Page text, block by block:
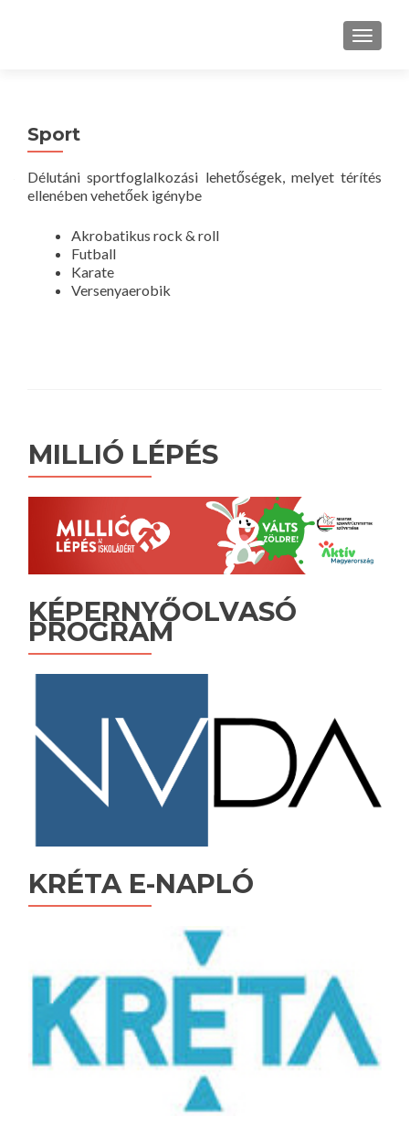
Sport
Délutáni sportfoglalkozási lehetőségek, melyet térítés
ellenében vehetőek igénybe
Akrobatikus rock & roll
Futball
Karate
Versenyaerobik
MILLIÓ LÉPÉS
KÉPERNYŐOLVASÓ
PROGRAM
KRÉTA E-NAPLÓ